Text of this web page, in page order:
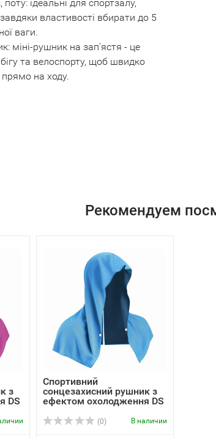
ідеальні для спортзалу,
властивості вбирати до 5
ваги.
міні-рушник на зап'ястя - це
бігу та велоспорту, щоб швидко
прямо на ходу.
Рекомендуем
з
DS
Спортивний
сонцезахисний рушник з
ефектом охолодження DS
(0) В наличии